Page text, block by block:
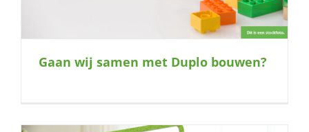
Gaan wij samen met Duplo bouwen?